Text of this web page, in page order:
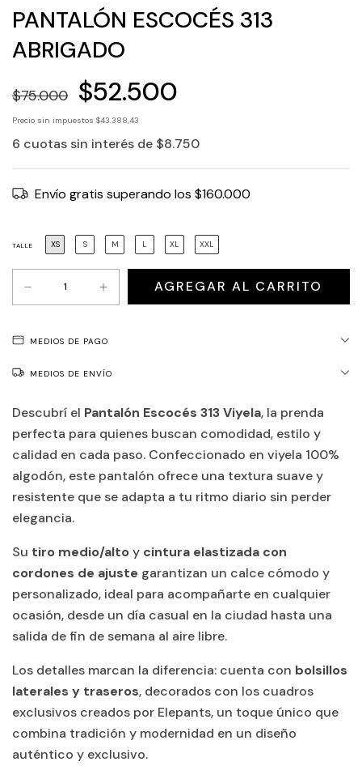
PANTALÓN ESCOCÉS 313
ABRIGADO
$75.000 $52.500
6 cuotas sin interés de $8.750
Precio sin impuestos $43.388,43
Envío gratis superando los $160.000
TALLE XS S M L XL XXL
MEDIOS DE PAGO
MEDIOS DE ENVÍO
Descubrí el Pantalón Escocés 313 Viyela, la prenda
perfecta para quienes buscan comodidad, estilo y
calidad en cada paso. Confeccionado en viyela 100%
algodón, este pantalón ofrece una textura suave y
resistente que se adapta a tu ritmo diario sin perder
elegancia.
Su tiro medio/altoy cintura elastizada con
cordones de ajuste garantizan un calce cómodo y
personalizado, ideal para acompañarte en cualquier
ocasión, desde un día casual en la ciudad hasta una
salida de fin de semana al aire libre.
Los detalles marcan la diferencia: cuenta con bolsillos
laterales y traseros, decorados con los cuadros
exclusivos creados por Elepants, un toque único que
combina tradición y modernidad en un diseño
auténtico y exclusivo.